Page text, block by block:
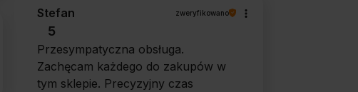
Stefan zweryfikowano
5
Przesympatyczna obsługa.
Zachęcam każdego do zakupów w
tym sklepie. Precyzyjny czas